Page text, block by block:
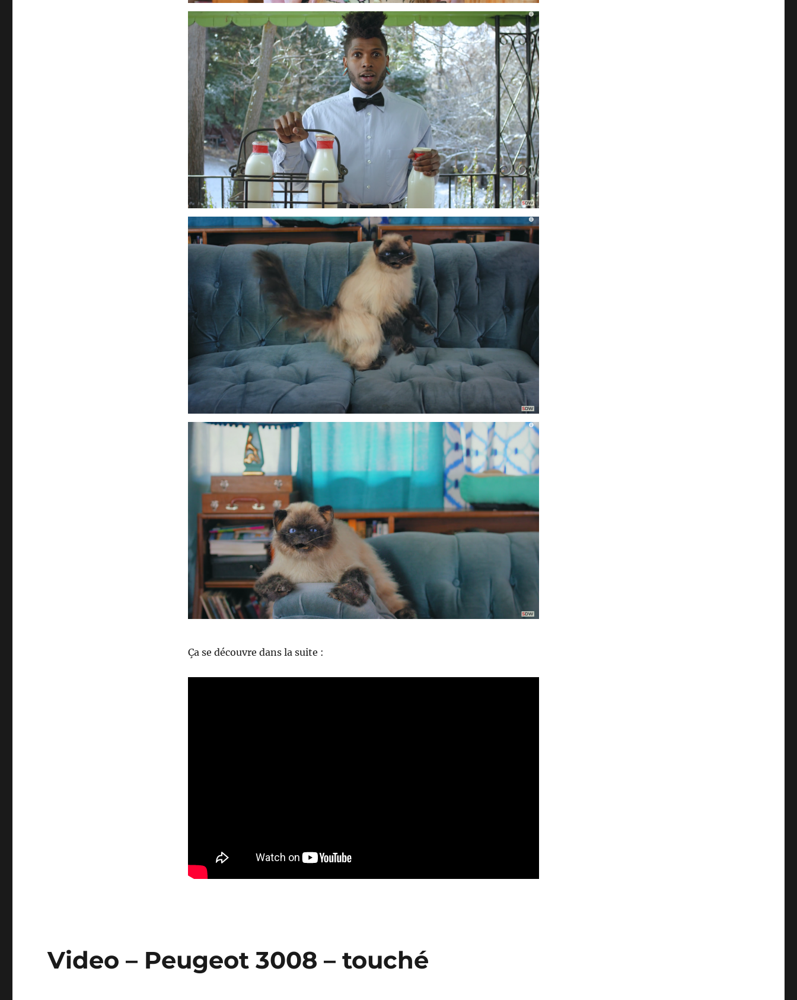
Ça se découvre dans la suite :
Video – Peugeot 3008 – touché